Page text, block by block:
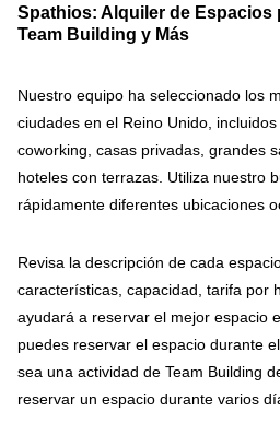
Spathios: Alquiler de Espacios
Team Building y Más
Nuestro equipo ha seleccionado los
ciudades en el Reino Unido,
coworking, casas privadas, grandes
hoteles con terrazas. Utiliza nuestro
rápidamente diferentes ubicaciones
Revisa la descripción de cada
características, capacidad, tarifa por
ayudará a reservar el mejor espacio
puedes reservar el espacio durante
sea una actividad de Team Building
reservar un espacio durante varios